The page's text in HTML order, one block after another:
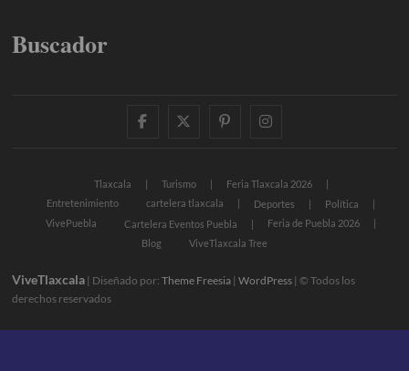
Buscador
facebooktwitter
pinterestinstagram
Tlaxcala Turismo
Feria Tlaxcala 2026
Entretenimiento
cartelera tlaxcala Deportes
Política
VivePuebla
Cartelera Eventos Puebla
Feria de Puebla 2026
Blog
ViveTlaxcala Tree
ViveTlaxcala | Diseñado por:Theme Freesia |WordPress | © Todos los
derechos reservados